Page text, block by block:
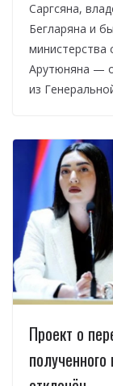
Саргсяна,
Бегларяна и
министерства
Арутюняна —
из
Проект о